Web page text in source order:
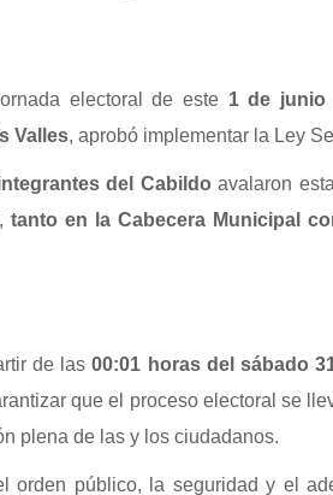
electoral de este 1 de junio
Valles, aprobó implementar la Ley
del Cabildo avalaron
tanto en la Cabecera Municipal
de las00:01 horas del sábado
que el proceso electoral se
plena de las y los ciudadanos.
orden público, la seguridad y el